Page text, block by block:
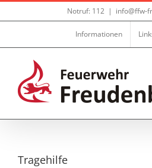
Zum
Notruf: 112 | info@ffw-
Informationen
Tragehilfe